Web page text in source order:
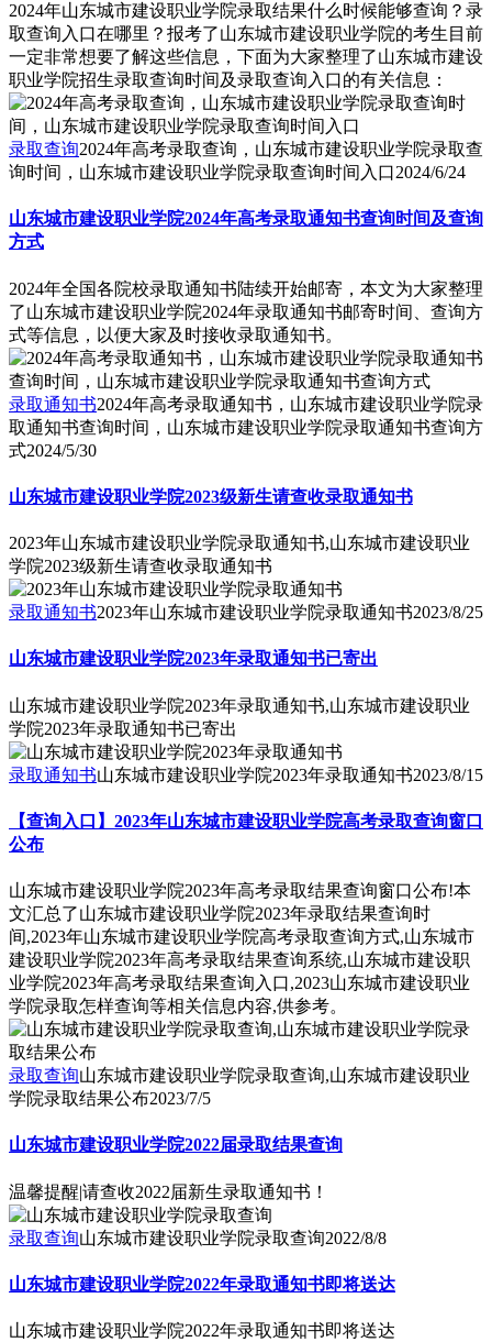
2024年山东城市建设职业学院录取结果什么时候能够查询？录
取查询入口在哪里？报考了山东城市建设职业学院的考生目前
一定非常想要了解这些信息，下面为大家整理了山东城市建设
职业学院招生录取查询时间及录取查询入口的有关信息：
录取查询2024年高考录取查询，山东城市建设职业学院录取查
询时间，山东城市建设职业学院录取查询时间入口2024/6/24
山东城市建设职业学院2024年高考录取通知书查询时间及查询
方式
2024年全国各院校录取通知书陆续开始邮寄，本文为大家整理
了山东城市建设职业学院2024年录取通知书邮寄时间、查询方
式等信息，以便大家及时接收录取通知书。
录取通知书2024年高考录取通知书，山东城市建设职业学院录
取通知书查询时间，山东城市建设职业学院录取通知书查询方
式2024/5/30
山东城市建设职业学院2023级新生请查收录取通知书
2023年山东城市建设职业学院录取通知书,山东城市建设职业
学院2023级新生请查收录取通知书
录取通知书2023年山东城市建设职业学院录取通知书2023/8/25
山东城市建设职业学院2023年录取通知书已寄出
山东城市建设职业学院2023年录取通知书,山东城市建设职业
学院2023年录取通知书已寄出
录取通知书山东城市建设职业学院2023年录取通知书2023/8/15
【查询入口】2023年山东城市建设职业学院高考录取查询窗口
公布
山东城市建设职业学院2023年高考录取结果查询窗口公布!本
文汇总了山东城市建设职业学院2023年录取结果查询时
间,2023年山东城市建设职业学院高考录取查询方式,山东城市
建设职业学院2023年高考录取结果查询系统,山东城市建设职
业学院2023年高考录取结果查询入口,2023山东城市建设职业
学院录取怎样查询等相关信息内容,供参考。
录取查询山东城市建设职业学院录取查询,山东城市建设职业
学院录取结果公布2023/7/5
山东城市建设职业学院2022届录取结果查询
温馨提醒|请查收2022届新生录取通知书！
录取查询山东城市建设职业学院录取查询2022/8/8
山东城市建设职业学院2022年录取通知书即将送达
山东城市建设职业学院2022年录取通知书即将送达